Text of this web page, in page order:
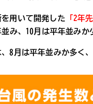
用いて開発した 「2年
み、10月は平年並みか
8月は平年並みか多く